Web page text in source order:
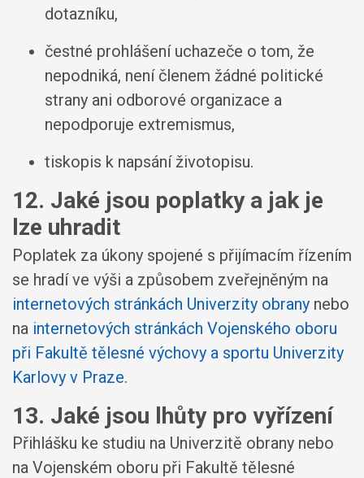
dotazníku,
čestné prohlášení uchazeče o tom, že
nepodniká, není členem žádné politické
strany ani odborové organizace a
nepodporuje extremismus,
tiskopis k napsání životopisu.
12. Jaké jsou poplatky a jak je
lze uhradit
Poplatek za úkony spojené s přijímacím řízením
se hradí ve výši a způsobem zveřejněným na
internetových stránkách Univerzity obrany nebo
na internetových stránkách Vojenského oboru
při Fakultě tělesné výchovy a sportu Univerzity
Karlovy v Praze.
13. Jaké jsou lhůty pro vyřízení
Přihlášku ke studiu na Univerzitě obrany nebo
na Vojenském oboru při Fakultě tělesné